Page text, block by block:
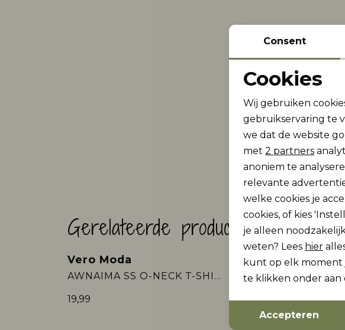
Gerelateerde producten
Nieuw
Vero Moda
AWNAIMA SS O-NECK T-SHIRT NOOS
19,99
Nieuw
Vero Moda
19,99
Noodzakelijke
Analytische
Terug
Consent
Cookies
Wij gebruiken
gebruikservaring te
we dat de website
met 2 partners
anoniem te
relevante
welke cookies je
cookies, of kies
je alleen
weten? Lees hier
kunt op elk moment
te klikken onder aan
Accepteren